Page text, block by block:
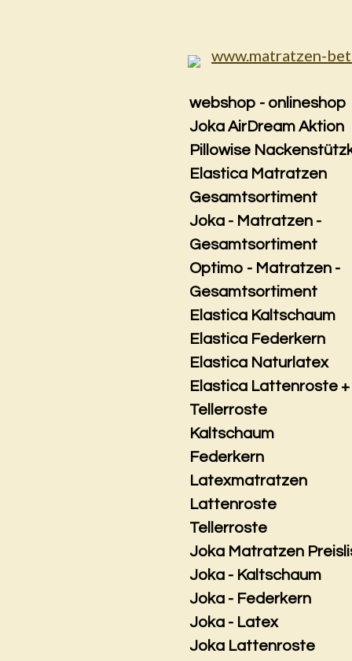
webshop - onlineshop
Joka AirDream Aktion
Pillowise
Elastica Matratzen
Gesamtsortiment
Joka - Matratzen -
Gesamtsortiment
Optimo - Matratzen -
Gesamtsortiment
Elastica Kaltschaum
Elastica Federkern
Elastica Naturlatex
Elastica Lattenroste +
Tellerroste
Kaltschaum
Federkern
Latexmatratzen
Lattenroste
Tellerroste
Joka Matratzen
Joka - Kaltschaum
Joka - Federkern
Joka - Latex
Joka Lattenroste